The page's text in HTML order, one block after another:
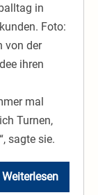
in
Foto:
von der
ihren
mal
Turnen,
sagte sie.
Weiterlesen
XIX
2022